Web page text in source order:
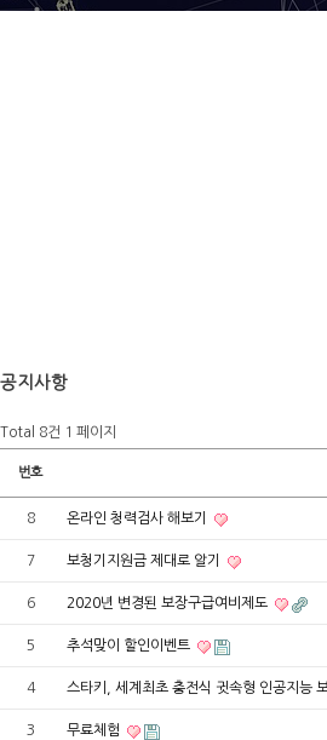
공지사항
Total 8건 1 페이지
번호
8 온라인 청력검사 해보기
7 보청기지원금 제대로 알기
6 2020년 변경된 보장구급여비제도
5 추석맞이 할인이벤트
4 스타키, 세계최초 충전식 귓속형 인공지능
3 무료체험